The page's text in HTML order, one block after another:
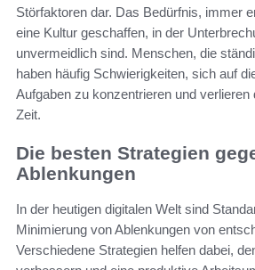
Störfaktoren dar. Das Bedürfnis, immer
eine Kultur geschaffen, in der
unvermeidlich sind. Menschen, die
haben häufig Schwierigkeiten, sich auf
Aufgaben zu konzentrieren und verlieren
Zeit.
Die besten Strategien
Ablenkungen
In der heutigen digitalen Welt sind
Minimierung von Ablenkungen von
Verschiedene Strategien helfen dabei,